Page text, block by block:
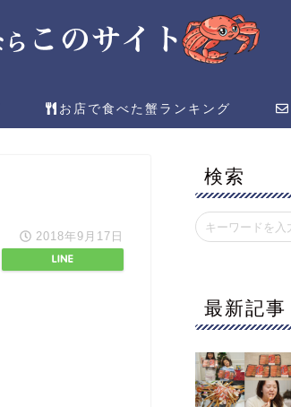
お店で食べた蟹ランキング
2018年9月17日
検索
最新記事